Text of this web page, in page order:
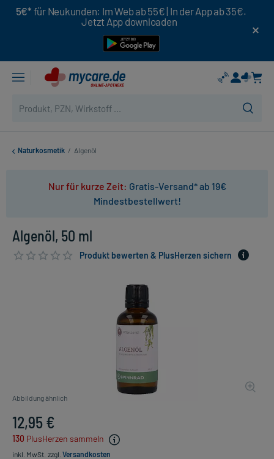
5€* für Neukunden: Im Web ab 55€ | In der App ab 35€.
Jetzt App downloaden
Naturkosmetik / Algenöl
Nur für kurze Zeit: Gratis-Versand* ab 19€
Mindestbestellwert!
Algenöl, 50 ml
Produkt bewerten & PlusHerzen sichern
Abbildung ähnlich
12,95 €
130 PlusHerzen sammeln
inkl. MwSt. zzgl. Versandkosten